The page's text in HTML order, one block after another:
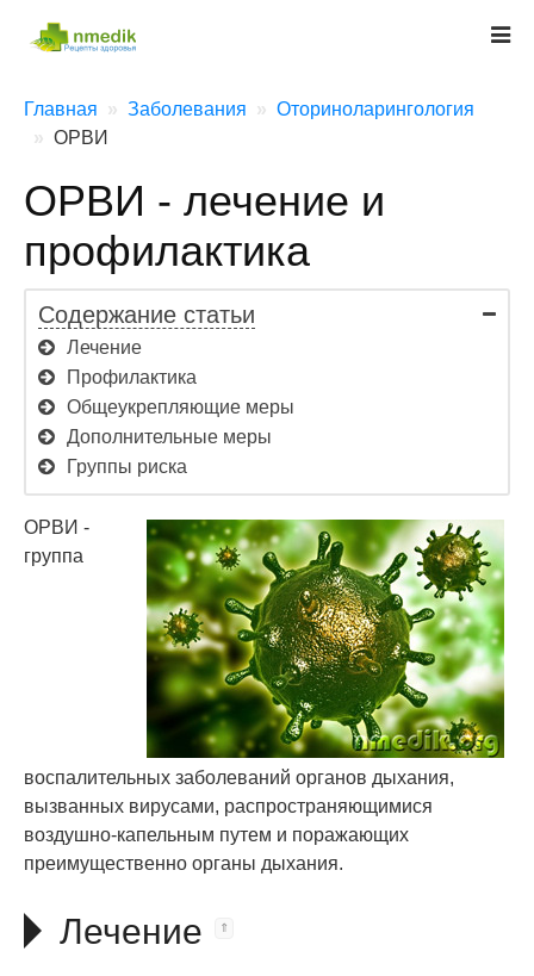
Главная Заболевания
Оториноларингология
ОРВИ
ОРВИ - лечение и
профилактика
Содержание статьи
Лечение
Профилактика
Общеукрепляющие меры
Дополнительные меры
Группы риска
ОРВИ -
группа
воспалительных заболеваний органов дыхания,
вызванных вирусами, распространяющимися
воздушно-капельным путем и поражающих
преимущественно органы дыхания.
Лечение